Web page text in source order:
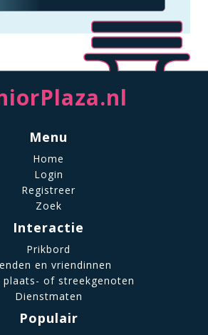
Menu
Home
Login
Registreer
Zoek
Interactie
Prikbord
en vriendinnen
plaats- of streekgenoten
Dienstmaten
Populair